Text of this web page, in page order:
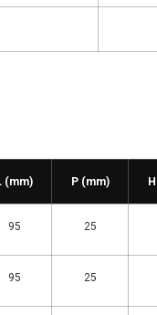
(mm) P (mm)
95 25
95 25